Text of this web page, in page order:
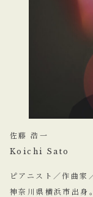
佐藤 浩一
Koichi Sato
ピアニスト／作曲家
神奈川県横浜市出身。